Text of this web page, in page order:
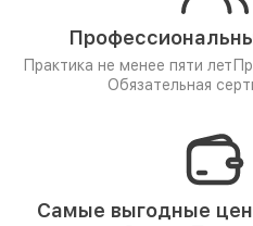
Практика не менее пяти лет
Обязательная
Самые выгодные